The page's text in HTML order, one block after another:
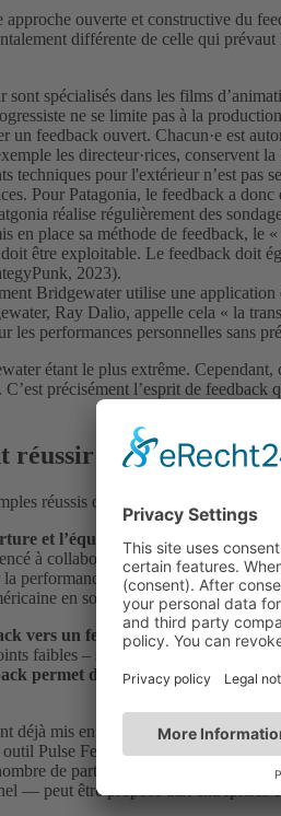
ouverte et constructive du
différente de celle qui
sont spécialisés dans les films
ne se limite pas à la
un feedback ouvert. Chacun·e est
les directeur·rices, conservent
techniques pour l'extérieur n’est pas
Pour Patagonia, le feedback a
réalise régulièrement des
en place sa méthode de feedback,
être exploitable. Le feedback doit
2023).
Bridgewater utilise une
Ray Dalio, appelle cela « la
les performances personnelles sans
étant le plus extrême.
C’est précisément l’esprit de
un transfert
réussis de culture du feedback.
et l’équité
sont des valeurs
à collaborer. Il n'est simplement
la performance annuels classiques et
en soi.
vers un feedback continuavec sa
faibles – sans pour autant entrer
permet de créer et d’entretenir
déjà mis en place une culture du
Pulse Feedback, nous avons
de participant·es a
— peut être proposé aux entreprises